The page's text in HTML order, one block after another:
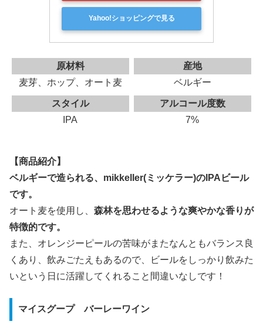
Yahoo!ショッピングで見る
原材料
麦芽、ホップ、オート麦
産地
ベルギー
スタイル
IPA
アルコール度数
7%
【商品紹介】
ベルギーで造られる、mikkeller(ミッケラー)のIPAビール
です。
オート麦を使用し、 森林を思わせるような爽やかな香りが
特徴的です。
また、オレンジーピールの苦味がまたなんともバランス良
くあり、飲みごたえもあるので、ビールをしっかり飲みた
いという日に活躍してくれること間違いなしです！
マイスグープ バーレーワイン